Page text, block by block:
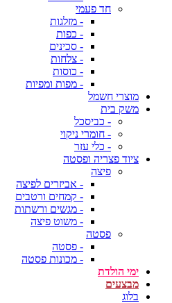
חד פעמי
- מזלגות
- כפות
- סכינים
- צלחות
- כוסות
- מפות ומפיות
מוצרי חשמל
משק בית
- כביסכל
- חומרי ניקוי
- כלי עזר
ציוד פצריה ופסטה
פיצה
- אביזרים לפיצה
- קמחים ורטבים
- מגשים ורשתות
- משוט פיצה
פסטה
- פסטה
- מכונות פסטה
ימי הולדת
מבצעים
בלוג